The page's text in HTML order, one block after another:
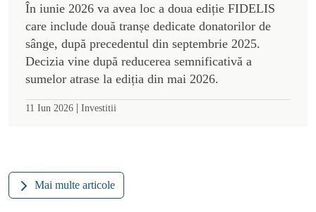
În iunie 2026 va avea loc a doua ediție FIDELIS
care include două tranșe dedicate donatorilor de
sânge, după precedentul din septembrie 2025.
Decizia vine după reducerea semnificativă a
sumelor atrase la ediția din mai 2026.
11 Iun 2026 | Investitii
Mai multe articole